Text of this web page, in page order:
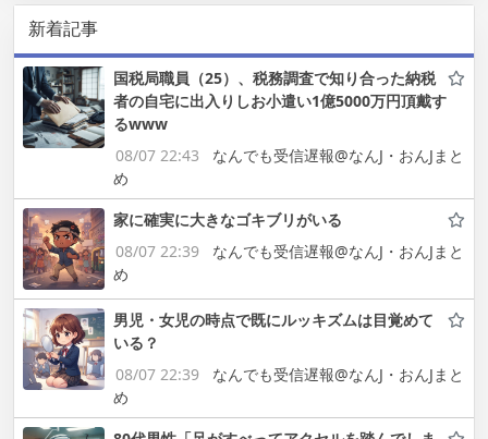
新着記事
国税局職員（25）、税務調査で知り合った納税
者の自宅に出入りしお小遣い1億5000万円頂戴す
るwww
08/07 22:43
なんでも受信遅報@なんJ・おんJまと
め
家に確実に大きなゴキブリがいる
08/07 22:39
なんでも受信遅報@なんJ・おんJまと
め
男児・女児の時点で既にルッキズムは目覚めて
いる？
08/07 22:39
なんでも受信遅報@なんJ・おんJまと
め